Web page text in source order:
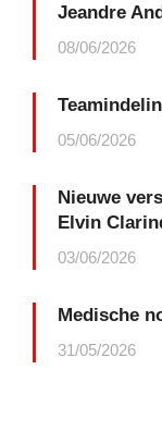
Jeandre
08/06/2026
05/06/2026
Nieuwe
Elvin
03/06/2026
Medische
31/05/2026